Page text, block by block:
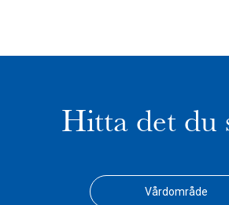
Hitta det du
Vårdområde